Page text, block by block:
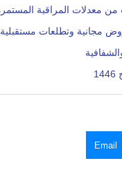
مجانية وتطلعات مستقبلية
Email